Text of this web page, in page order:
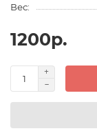
Вес:
1200р.